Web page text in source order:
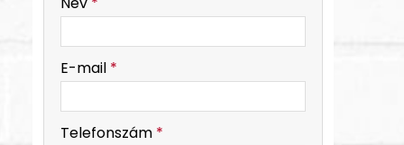
E-mail *
Telefonszám *